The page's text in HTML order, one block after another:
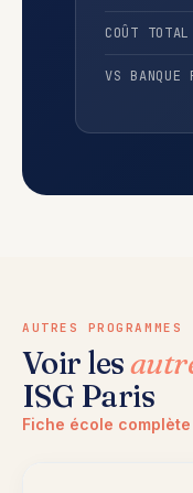
COÛT TOTAL
VS
AUTRES PROGRAMMES
Voir les
ISG Paris
Fiche école